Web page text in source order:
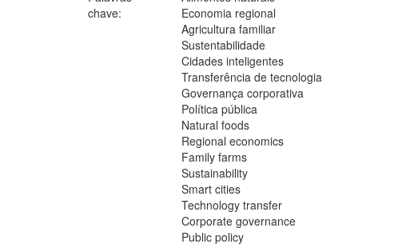
chave:
Economia regional
Agricultura familiar
Sustentabilidade
Cidades inteligentes
Transferência de tecnologia
Governança corporativa
Política pública
Natural foods
Regional economics
Family farms
Sustainability
Smart cities
Technology transfer
Corporate governance
Public policy